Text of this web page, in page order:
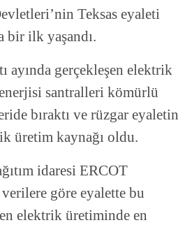
Teksas eyaleti
bir ilk yaşandı.
ayında gerçekleşen elektrik
santralleri kömürlü
bıraktı ve rüzgar eyaletin
üretim kaynağı oldu.
idaresi ERCOT
verilere göre eyalette bu
elektrik üretiminde en